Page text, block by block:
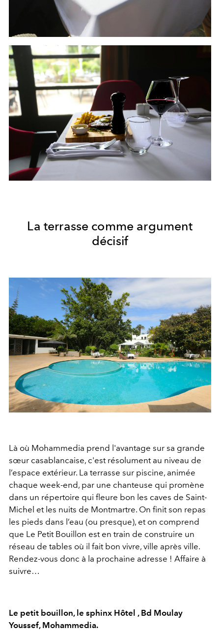
La terrasse comme argument
décisif
Là où Mohammedia prend l'avantage sur sa grande
sœur casablancaise, c'est résolument au niveau de
l’espace extérieur. La terrasse sur piscine, animée
chaque week-end, par une chanteuse qui promène
dans un répertoire qui fleure bon les caves de Saint-
Michel et les nuits de Montmartre. On finit son repas
les pieds dans l’eau (ou presque), et on comprend
que Le Petit Bouillon est en train de construire un
réseau de tables où il fait bon vivre, ville après ville.
Rendez-vous donc à la prochaine adresse ! Affaire à
suivre…
Le petit bouillon, le sphinx Hôtel , Bd Moulay
Youssef, Mohammedia.